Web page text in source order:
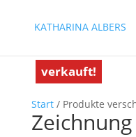
KATHARINA ALBERS
Start/ Produkte
Zeichnung
verkauft!
verkauft!
verkauft!
verkauft!
verkauft!
verkauft!
verkauft!
verkauft!
verkauft!
verkauft!
verkauft!
verkauft!